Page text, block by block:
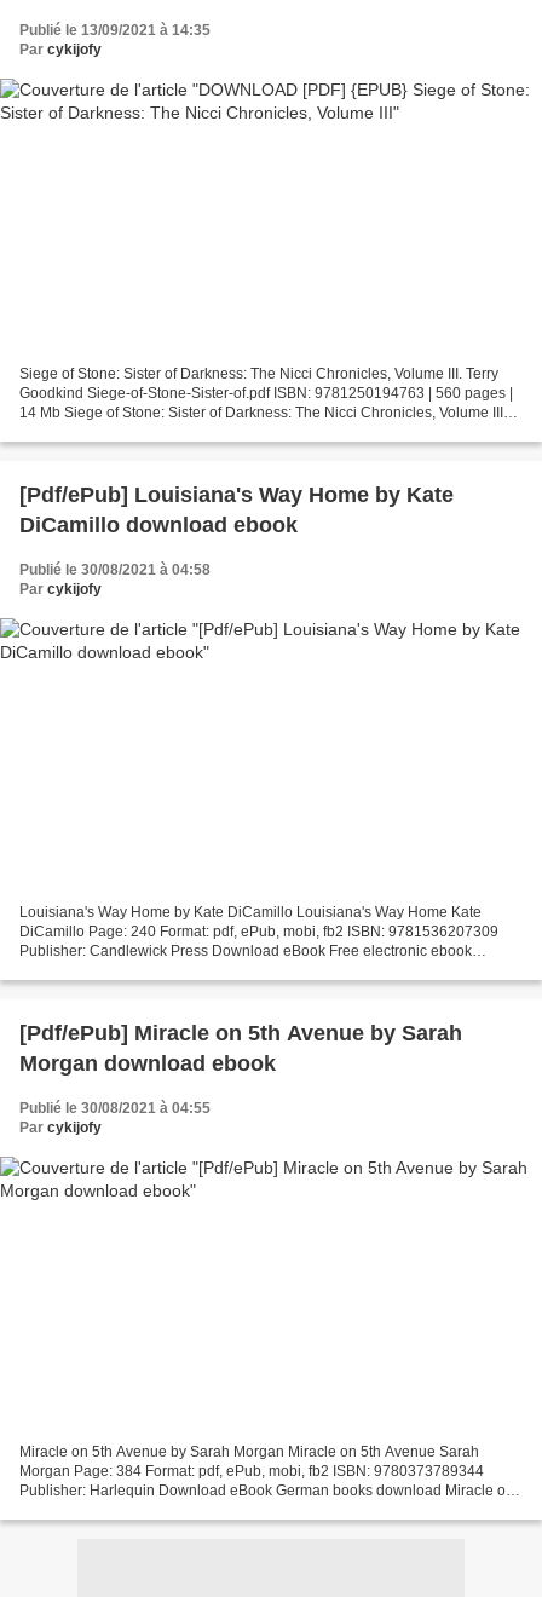
Publié le 13/09/2021 à 14:35
Par cykijofy
Siege of Stone: Sister of Darkness: The Nicci Chronicles, Volume III. Terry
Goodkind Siege-of-Stone-Sister-of.pdf ISBN: 9781250194763 | 560 pages |
14 Mb Siege of Stone: Sister of Darkness: The Nicci Chronicles, Volume III
[Pdf/ePub] Louisiana's Way Home by Kate
DiCamillo download ebook
Publié le 30/08/2021 à 04:58
Par cykijofy
Louisiana's Way Home by Kate DiCamillo Louisiana's Way Home Kate
DiCamillo Page: 240 Format: pdf, ePub, mobi, fb2 ISBN: 9781536207309
Publisher: Candlewick Press Download eBook Free electronic ebook
[Pdf/ePub] Miracle on 5th Avenue by Sarah
Morgan download ebook
Publié le 30/08/2021 à 04:55
Par cykijofy
Miracle on 5th Avenue by Sarah Morgan Miracle on 5th Avenue Sarah
Morgan Page: 384 Format: pdf, ePub, mobi, fb2 ISBN: 9780373789344
Publisher: Harlequin Download eBook German books download Miracle on